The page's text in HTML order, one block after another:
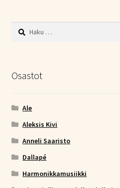
Haku:
Osastot
Ale
Aleksis Kivi
Anneli Saaristo
Dallapé
Harmonikkamusiikki